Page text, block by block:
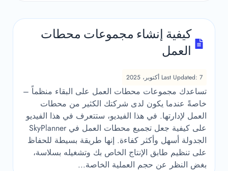
كيفية إنشاء مجموعات محطات
العمل
Last Updated: 7 أكتوبر، 2025
تساعدك مجموعات محطات العمل على البقاء منظماً –
خاصةً عندما يكون لدى شركتك الكثير من محطات
العمل لإدارتها. في هذا الفيديو، ستتعرف في هذا الفيديو
على كيفية جعل تجميع محطات العمل في SkyPlanner
الجدولة أسهل وأكثر كفاءة. إنها طريقة بسيطة للحفاظ
على تنظيم طابق الإنتاج الخاص بك وتشغيله بسلاسة،
بغض النظر عن حجم العملية الخاصة...